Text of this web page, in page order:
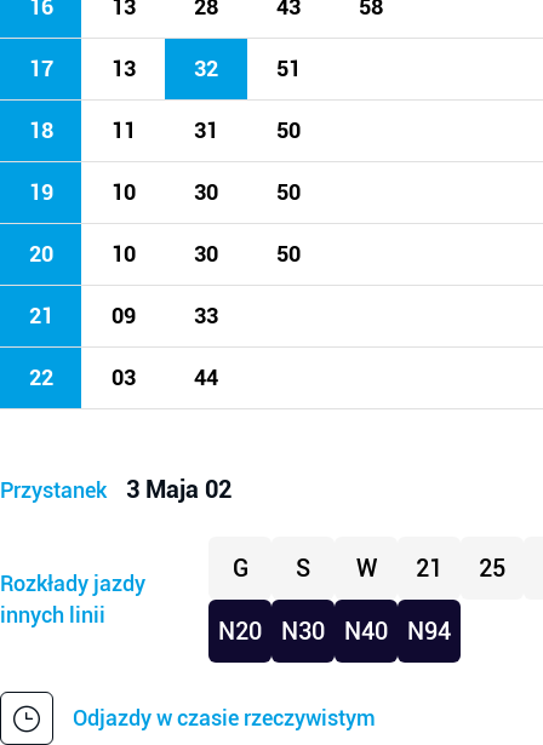
16 13 28 43 58
17 13 32 51
18 11 31 50
19 10 30 50
20 10 30 50
21 09 33
22 03 44
Przystanek 3 Maja 02
Rozkłady jazdy
innych linii
G S W 21 25
N20 N30 N40 N94
Odjazdy w czasie rzeczywistym